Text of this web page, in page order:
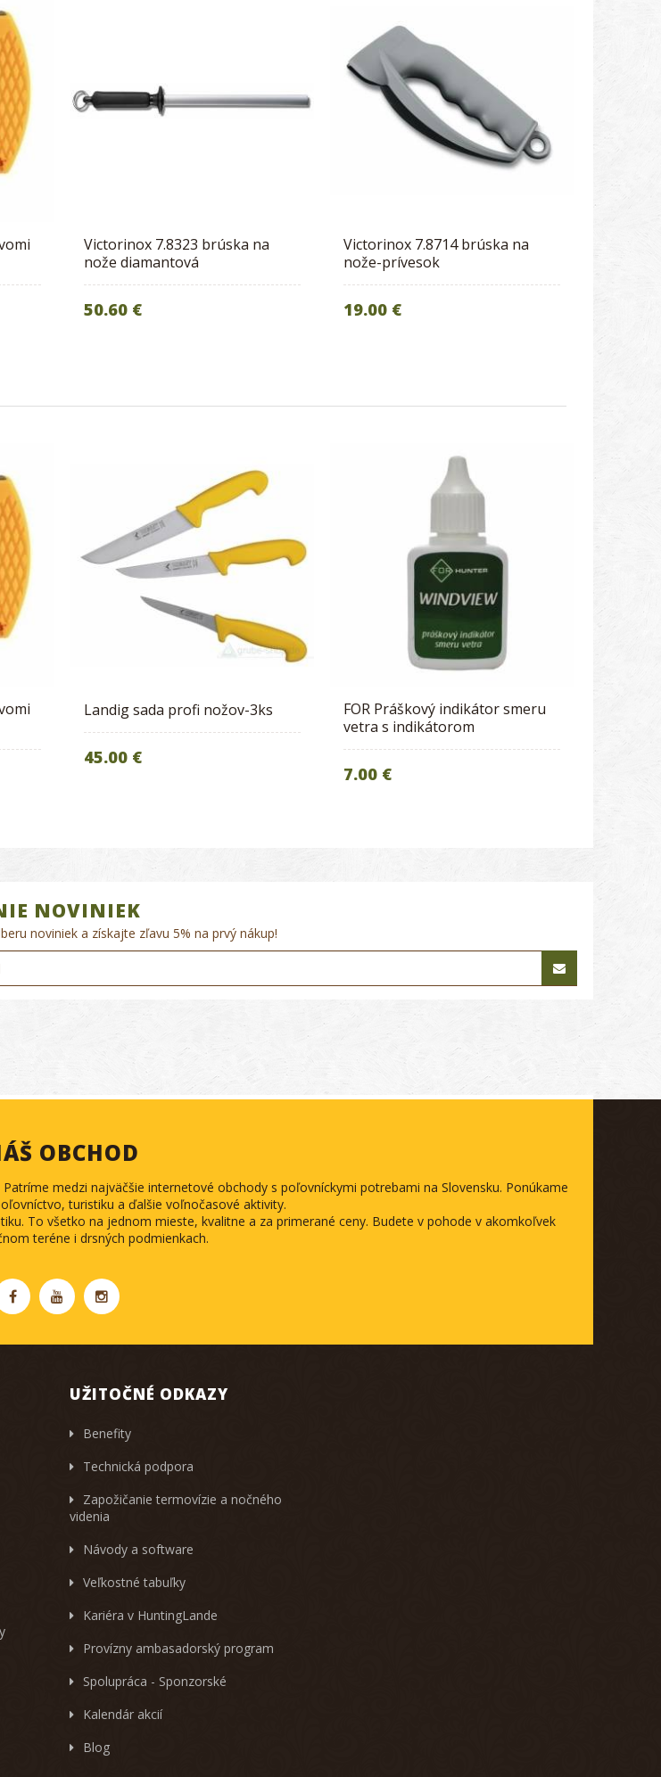
Victorinox 7.8323 brúska na
nože diamantová
50.60 €
Victorinox 7.8714 brúska na
nože-prívesok
19.00 €
Landig sada profi nožov-3ks
45.00 €
FOR Práškový indikátor smeru
vetra s indikátorom
7.00 €
NOVINIEK
noviniek a získajte zľavu 5% na prvý nákup!
OBCHOD
medzi najväčšie internetové obchody s poľovníckymi potrebami na Slovensku. Ponúkame
turistiku a ďalšie voľnočasové aktivity.
To všetko na jednom mieste, kvalitne a za primerané ceny. Budete v pohode v akomkoľvek
teréne i drsných podmienkach.
UŽITOČNÉ ODKAZY
Benefity
Technická podpora
Zapožičanie termovízie a nočného
videnia
Návody a software
Veľkostné tabuľky
Kariéra v HuntingLande
Provízny ambasadorský program
Spolupráca - Sponzorské
Kalendár akcií
Blog